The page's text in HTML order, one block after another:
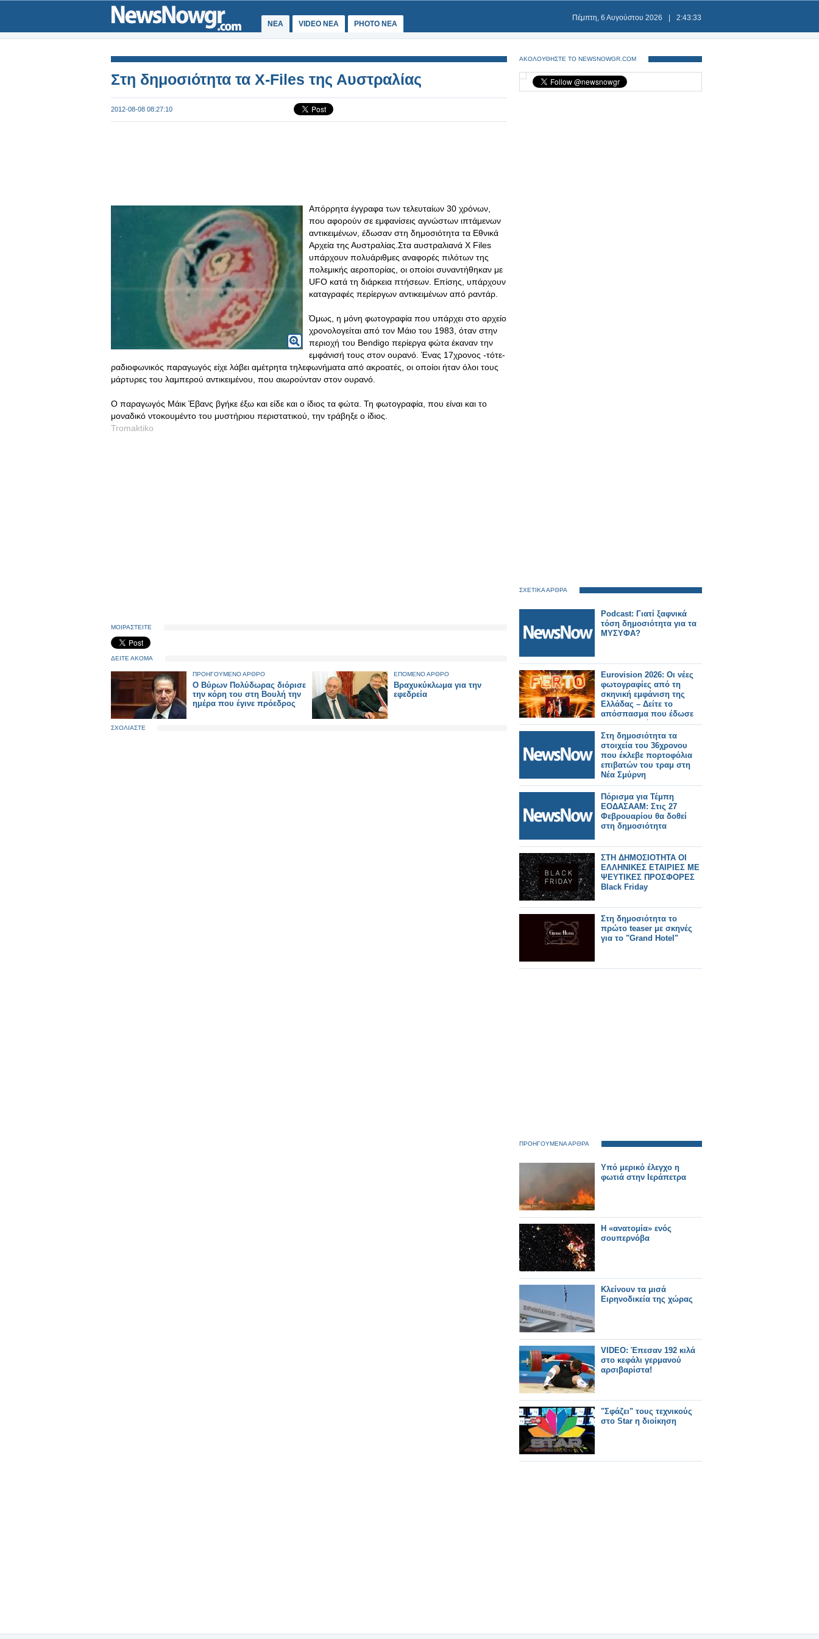
ΝΕΑ VIDEO NEA PHOTO NEA
Πέμπτη, 6 Αυγούστου 2026 2:43:33
Στη δημοσιότητα τα X-Files της Αυστραλίας
2012-08-08 08:27:10
Απόρρητα έγγραφα των τελευταίων 30 χρόνων,
που αφορούν σε εμφανίσεις αγνώστων ιπτάμενων
αντικειμένων, έδωσαν στη δημοσιότητα τα Εθνικά
Αρχεία της Αυστραλίας.Στα αυστραλιανά X Files
υπάρχουν πολυάριθμες αναφορές πιλότων της
πολεμικής αεροπορίας, οι οποίοι συναντήθηκαν με
UFO κατά τη διάρκεια πτήσεων. Επίσης, υπάρχουν
καταγραφές περίεργων αντικειμένων από ραντάρ.
Όμως, η μόνη φωτογραφία που υπάρχει στο αρχείο
χρονολογείται από τον Μάιο του 1983, όταν στην
περιοχή του Bendigo περίεργα φώτα έκαναν την
εμφάνισή τους στον ουρανό. Ένας 17χρονος -τότε-
ραδιοφωνικός παραγωγός είχε λάβει αμέτρητα τηλεφωνήματα από ακροατές, οι οποίοι ήταν όλοι τους
μάρτυρες του λαμπερού αντικειμένου, που αιωρούνταν στον ουρανό.
Ο παραγωγός Μάικ Έβανς βγήκε έξω και είδε και ο ίδιος τα φώτα. Τη φωτογραφία, που είναι και το
μοναδικό ντοκουμέντο του μυστήριου περιστατικού, την τράβηξε ο ίδιος.
Tromaktiko
ΜΟΙΡΑΣΤΕΙΤΕ
ΔΕΙΤΕ ΑΚΟΜΑ
ΠΡΟΗΓΟΥΜΕΝΟ ΑΡΘΡΟ
O Βύρων Πολύδωρας διόρισε
την κόρη του στη Βουλή την
ημέρα που έγινε πρόεδρος
ΕΠΟΜΕΝΟ ΑΡΘΡΟ
Βραχυκύκλωμα για την
εφεδρεία
ΣΧΟΛΙΑΣΤΕ
ΑΚΟΛΟΥΘΗΣΤΕ ΤΟ NEWSNOWGR.COM
ΣΧΕΤΙΚΑ ΑΡΘΡΑ
Podcast: Γιατί ξαφνικά
τόση δημοσιότητα για τα
ΜΥΣΥΦΑ?
Eurovision 2026: Οι νέες
φωτογραφίες από τη
σκηνική εμφάνιση της
Ελλάδας – Δείτε το
απόσπασμα που έδωσε
στη δημοσιότητα η ΕΡΤ
Στη δημοσιότητα τα
στοιχεία του 36χρονου
που έκλεβε πορτοφόλια
επιβατών του τραμ στη
Νέα Σμύρνη
Πόρισμα για Τέμπη
ΕΟΔΑΣΑΑΜ: Στις 27
Φεβρουαρίου θα δοθεί
στη δημοσιότητα
ΣΤΗ ΔΗΜΟΣΙΟΤΗΤΑ ΟΙ
ΕΛΛΗΝΙΚΕΣ ΕΤΑΙΡΙΕΣ ΜΕ
ΨΕΥΤΙΚΕΣ ΠΡΟΣΦΟΡΕΣ
Black Friday
Στη δημοσιότητα το
πρώτο teaser με σκηνές
για το "Grand Hotel"
ΠΡΟΗΓΟΥΜΕΝΑ ΑΡΘΡΑ
Υπό μερικό έλεγχο η
φωτιά στην Ιεράπετρα
H «ανατομία» ενός
σουπερνόβα
Κλείνουν τα μισά
Ειρηνοδικεία της χώρας
VIDEO: Έπεσαν 192 κιλά
στο κεφάλι γερμανού
αρσιβαρίστα!
"Σφάζει" τους τεχνικούς
στο Star η διοίκηση